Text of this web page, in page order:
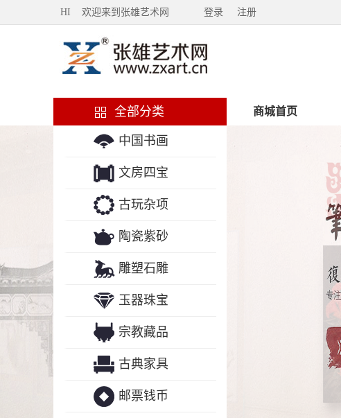
HI 欢迎来到张雄艺术网 登录 注册
全部分类
中国书画
文房四宝
古玩杂项
陶瓷紫砂
雕塑石雕
玉器珠宝
宗教藏品
古典家具
邮票钱币
商城首页